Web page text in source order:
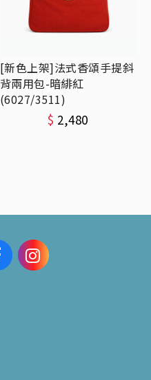
[新色上架]法式香頌手提斜
背兩用包-暗緋紅
(6027/3511)
$ 2,480